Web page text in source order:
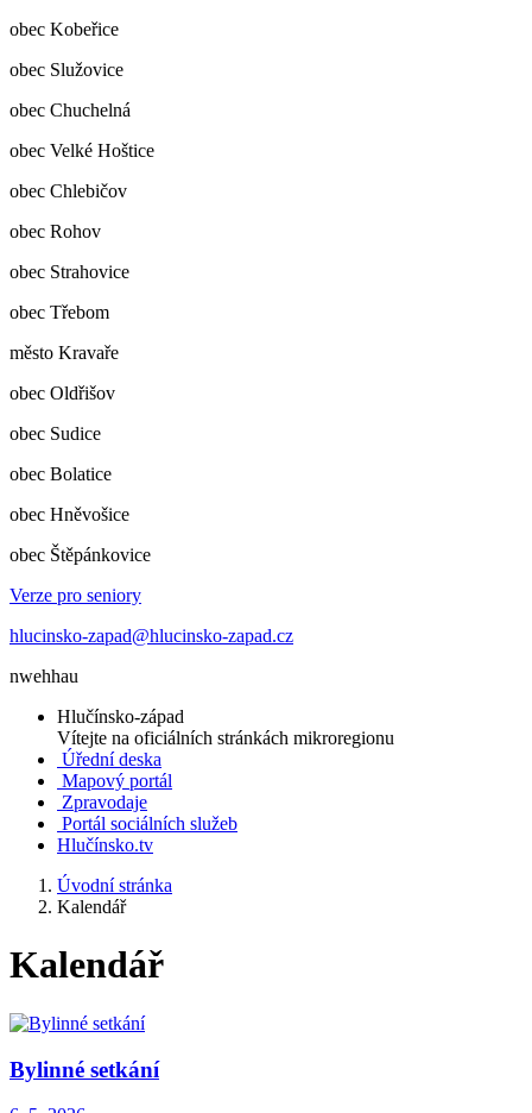
obec Kobeřice
obec Služovice
obec Chuchelná
obec Velké Hoštice
obec Chlebičov
obec Rohov
obec Strahovice
obec Třebom
město Kravaře
obec Oldřišov
obec Sudice
obec Bolatice
obec Hněvošice
obec Štěpánkovice
Verze pro seniory
hlucinsko-zapad@hlucinsko-zapad.cz
nwehhau
Hlučínsko-západ
Vítejte na oficiálních stránkách mikroregionu
Úřední deska
Mapový portál
Zpravodaje
Portál sociálních služeb
Hlučínsko.tv
Úvodní stránka
Kalendář
Kalendář
Bylinné setkání